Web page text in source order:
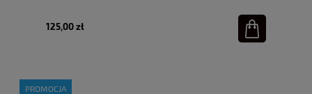
125,00 zł
PROMOCJA